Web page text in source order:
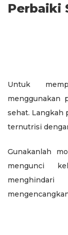
Perbaiki
Untuk
menggunakan
sehat. Langkah
ternutrisi
Gunakanlah
mengunci